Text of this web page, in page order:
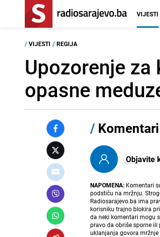
VIJESTI
/ VIJESTI / REGIJA
Upozorenje
opasne
/
Objavite
NAPOMENA: Komentari
podstiču na mržnju.
Radiosarajevo.ba ima
korisniku trajno blokira
da neki komentari mogu
pravo da obriše sporne
uklanjanja govora